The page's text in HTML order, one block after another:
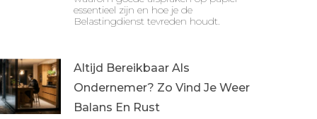
essentieel zijn en hoe je de
Belastingdienst tevreden houdt.
Altijd Bereikbaar Als
Ondernemer? Zo Vind Je Weer
Balans En Rust